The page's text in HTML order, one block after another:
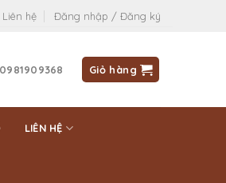
Liên hệ Đăng nhập / Đăng ký
0981909368 Giỏ hàng
LIÊN HỆ